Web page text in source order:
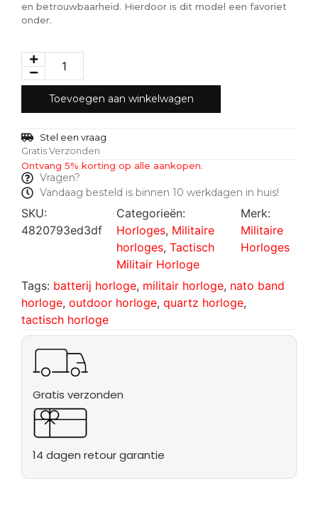
en betrouwbaarheid. Hierdoor is dit model een favoriet
onder.
Toevoegen aan winkelwagen
Stel een vraag
Gratis Verzonden
Ontvang 5% korting op alle aankopen.
Vragen?
Vandaag besteld is binnen 10 werkdagen in huis!
SKU:
4820793ed3df
Categorieën:
Horloges, Militaire
horloges, Tactisch
Militair Horloge
Merk:
Militaire
Horloges
Tags: batterij horloge, militair horloge, nato band
horloge, outdoor horloge, quartz horloge,
tactisch horloge
Gratis verzonden
14 dagen retour garantie